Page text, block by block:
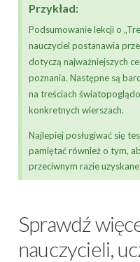
Przykład:
Podsumowanie lekcji o
nauczyciel postanawia
dotyczą najważniejszych
poznania. Następne są
na treściach
konkretnych wierszach.
Najlepiej posługiwać się
pamiętać również o tym,
przeciwnym razie
Sprawdź
nauczycieli,